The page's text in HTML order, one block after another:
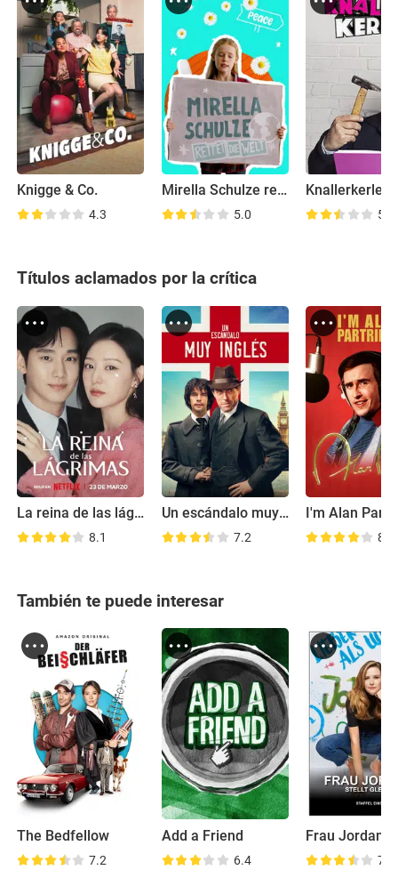
Knigge & Co.
4.3
Mirella Schulze rettet die Welt
5.0
Knallerkerle
5.0
Títulos aclamados por la crítica
La reina de las lágrimas
8.1
Un escándalo muy inglés
7.2
I'm Alan
8.6
También te puede interesar
The Bedfellow
7.2
Add a Friend
6.4 7.1